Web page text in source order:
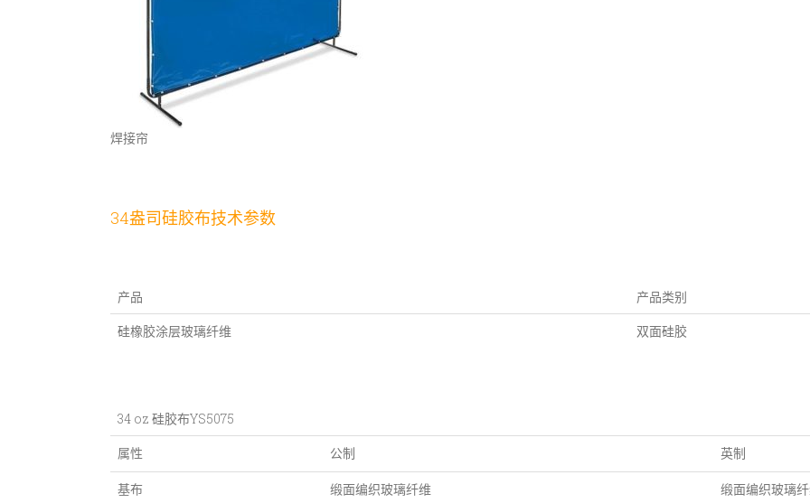
焊接帘
34盎司硅胶布技术参数
产品 产品类别
硅橡胶涂层玻璃纤维 双面硅胶
34 oz 硅胶布YS5075
属性 公制 英制
基布 缎面编织玻璃纤维 缎面编织玻璃